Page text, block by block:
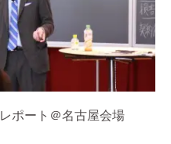
ポート＠名古屋会場